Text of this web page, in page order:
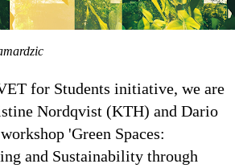
for Students initiative, we are
Nordqvist (KTH) and Dario
'Green Spaces:
and Sustainability through